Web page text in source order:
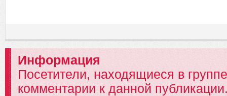
Информация
Посетители, находящиеся в
комментарии к данной